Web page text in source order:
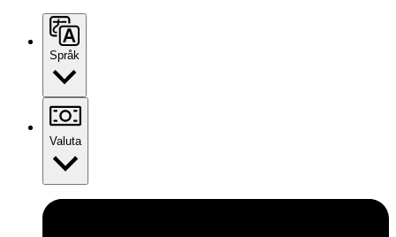
Språk
Valuta